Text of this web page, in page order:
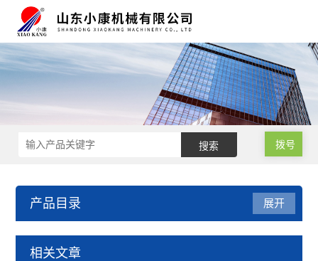
拨号
产品目录
小型真空包装机
展开
相关文章